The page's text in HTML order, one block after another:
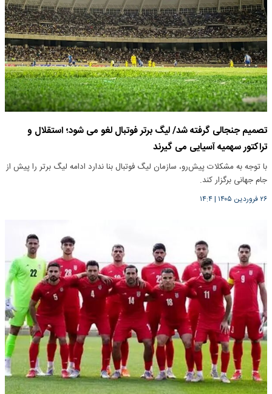
تصمیم جنجالی گرفته شد/ لیگ برتر فوتبال لغو می شود؛ استقلال و
تراکتور سهمیه آسیایی می گیرند
با توجه به مشکلات پیش‌رو، سازمان لیگ فوتبال بنا ندارد ادامه لیگ برتر را پیش از
جام جهانی برگزار کند.
۲۶ فروردین ۱۴۰۵ |۱۴:۴